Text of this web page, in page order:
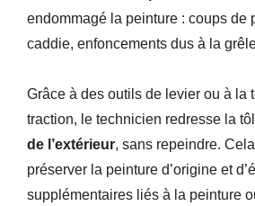
endommagé la peinture : coups de
caddie, enfoncements dus à la
Grâce à des outils de levier ou à la
traction, le technicien redresse la
de l’extérieur, sans repeindre.
préserver la peinture d’origine et
supplémentaires liés à la peinture